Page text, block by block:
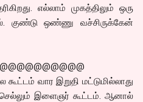
எல்லாம் முகத்திலும் ஒரு
குண்டு ஒண்ணு வச்சிருக்கேன்
வார இறுதி மட்டுமில்லாது
செல்லும் இளைஞர் கூட்டம். ஆனால்